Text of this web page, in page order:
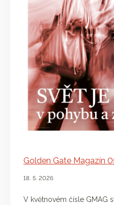
Golden Gate Magazín
18. 5. 2026
V květnovém čísle GMAG